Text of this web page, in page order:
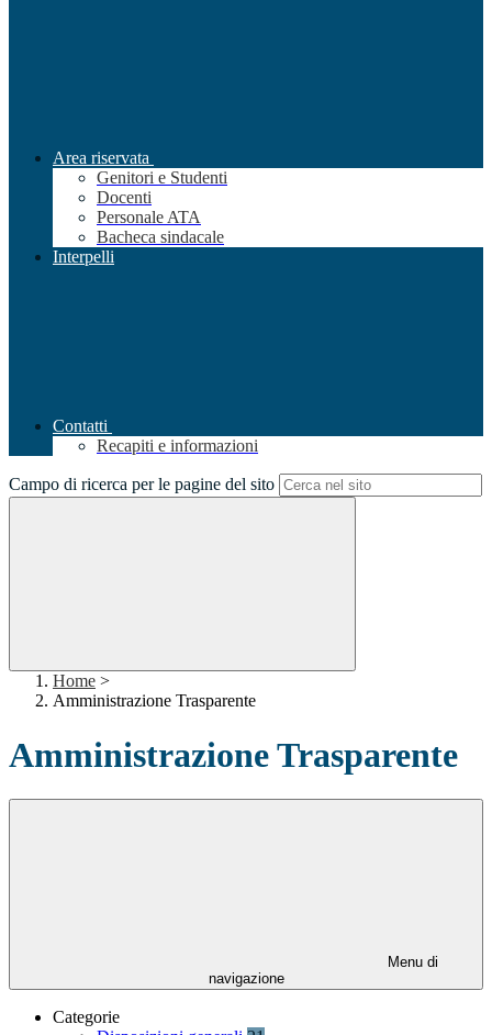
Area riservata
Genitori e Studenti
Docenti
Personale ATA
Bacheca sindacale
Interpelli
Contatti
Recapiti e informazioni
Campo di ricerca per le pagine del sito
Home >
Amministrazione Trasparente
Amministrazione Trasparente
Menu di
navigazione
Categorie